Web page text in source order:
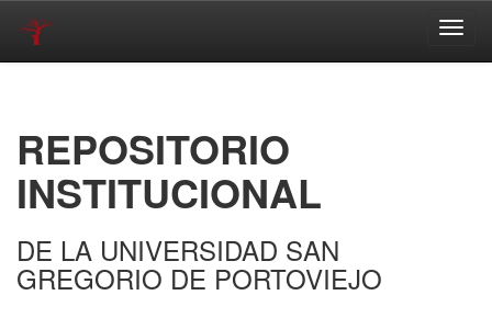
REPOSITORIO
INSTITUCIONAL
DE LA UNIVERSIDAD SAN
GREGORIO DE PORTOVIEJO